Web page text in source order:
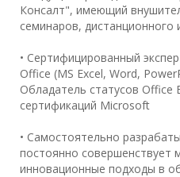
Консалт", имеющий
семинаров, дистанционного
• Сертифицированный
Office (MS Excel, Word,
Обладатель статусов Office
сертификаций Microsoft
• Самостоятельно
постоянно совершенствует
инновационные подходы в